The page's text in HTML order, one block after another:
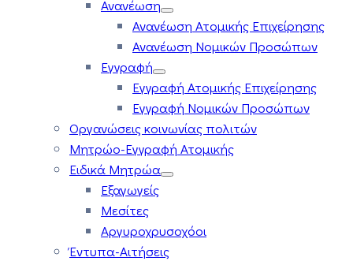
Ανανέωση
Ανανέωση Ατομικής Επιχείρησης
Ανανέωση Νομικών Προσώπων
Εγγραφή
Εγγραφή Ατομικής Επιχείρησης
Εγγραφή Νομικών Προσώπων
Οργανώσεις κοινωνίας πολιτών
Μητρώο-Εγγραφή Ατομικής
Ειδικά Μητρώα
Εξαγωγείς
Μεσίτες
Αργυροχρυσοχόοι
Έντυπα-Αιτήσεις